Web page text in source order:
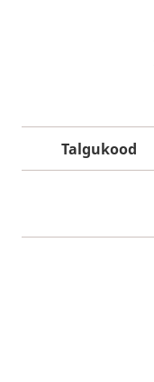
Talgukood